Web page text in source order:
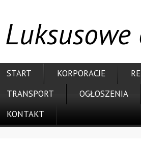
START KORPORACJE
TRANSPORT
OGŁOSZENIA
KONTAKT